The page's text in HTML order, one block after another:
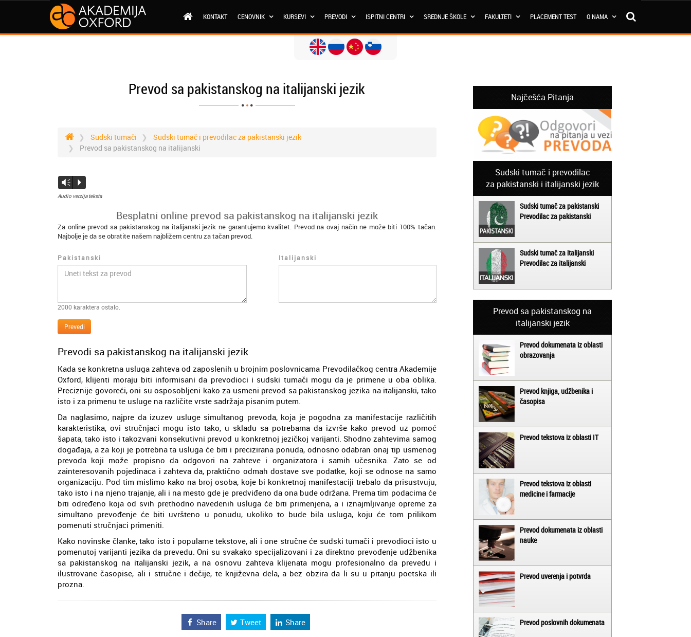
KONTAKT CENOVNIK KURSEVI PREVODI ISPITNI CENTRI SREDNJE ŠKOLE FAKULTETI PLACEMENT TEST O NAMA
Prevod sa pakistanskog na italijanski jezik
Sudski tumači
Sudski tumač i prevodilac za pakistanski jezik
Prevod sa pakistanskog na italijanski
Vm
P
Audio verzija teksta
Besplatni online prevod sa pakistanskog na italijanski jezik
Za online prevod sa pakistanskog na italijanski jezik ne garantujemo kvalitet. Prevod na ovaj način ne može biti 100% tačan.
Najbolje je da se obratite našem najbližem centru za tačan prevod.
Pakistanski
2000 karaktera ostalo.
Italijanski
Prevedi
Prevodi sa pakistanskog na italijanski jezik
Kada se konkretna usluga zahteva od zaposlenih u brojnim poslovnicama Prevodilačkog centra Akademije
Oxford, klijenti moraju biti informisani da prevodioci i sudski tumači mogu da je primene u oba oblika.
Preciznije govoreći, oni su osposobljeni kako za usmeni prevod sa pakistanskog jezika na italijanski, tako
isto i za primenu te usluge na različite vrste sadržaja pisanim putem.
Da naglasimo, najpre da izuzev usluge simultanog prevoda, koja je pogodna za manifestacije različitih
karakteristika, ovi stručnjaci mogu isto tako, u skladu sa potrebama da izvrše kako prevod uz pomoć
šapata, tako isto i takozvani konsekutivni prevod u konkretnoj jezičkoj varijanti. Shodno zahtevima samog
događaja, a za koji je potrebna ta usluga će biti i precizirana ponuda, odnosno odabran onaj tip usmenog
prevoda koji može propisno da odgovori na zahteve i organizatora i samih učesnika. Zato se od
zainteresovanih pojedinaca i zahteva da, praktično odmah dostave sve podatke, koji se odnose na samo
organizaciju. Pod tim mislimo kako na broj osoba, koje bi konkretnoj manifestaciji trebalo da prisustvuju,
tako isto i na njeno trajanje, ali i na mesto gde je predviđeno da ona bude održana. Prema tim podacima će
biti određeno koja od svih prethodno navedenih usluga će biti primenjena, a i iznajmljivanje opreme za
simultano prevođenje će biti uvršteno u ponudu, ukoliko to bude bila usluga, koju će tom prilikom
pomenuti stručnjaci primeniti.
Kako novinske članke, tako isto i popularne tekstove, ali i one stručne će sudski tumači i prevodioci isto u
pomenutoj varijanti jezika da prevedu. Oni su svakako specijalizovani i za direktno prevođenje udžbenika
sa pakistanskog na italijanski jezik, a na osnovu zahteva klijenata mogu profesionalno da prevedu i
ilustrovane časopise, ali i stručne i dečije, te književna dela, a bez obzira da li su u pitanju poetska ili
prozna.
Share Tweet Share
Najčešća Pitanja
Sudski tumač i prevodilac
za pakistanski i italijanski jezik
Sudski tumač za pakistanski
Prevodilac za pakistanski
Sudski tumač za italijanski
Prevodilac za italijanski
Prevod sa pakistanskog na
italijanski jezik
Prevod dokumenata iz oblasti
obrazovanja
Prevod knjiga, udžbenika i
časopisa
Prevod tekstova iz oblasti IT
Prevod tekstova iz oblasti
medicine i farmacije
Prevod dokumenata iz oblasti
nauke
Prevod uverenja i potvrda
Prevod poslovnih dokumenata